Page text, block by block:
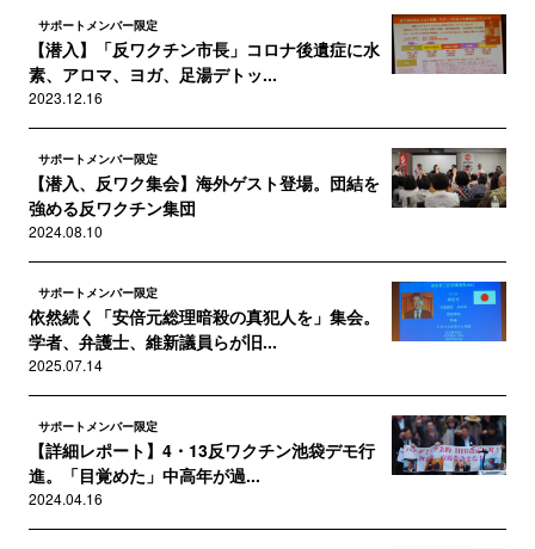
サポートメンバー限定
【潜入】「反ワクチン市長」コロナ後遺症に水
素、アロマ、ヨガ、足湯デトッ...
2023.12.16
サポートメンバー限定
【潜入、反ワク集会】海外ゲスト登場。団結を
強める反ワクチン集団
2024.08.10
サポートメンバー限定
依然続く「安倍元総理暗殺の真犯人を」集会。
学者、弁護士、維新議員らが旧...
2025.07.14
サポートメンバー限定
【詳細レポート】4・13反ワクチン池袋デモ行
進。「目覚めた」中高年が過...
2024.04.16